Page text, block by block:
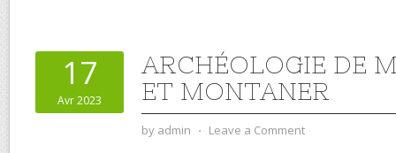
17
Avr 2023
ARCHÉOLOGIE DE
ET MONTANER
by admin ⋅ Leave a Comment